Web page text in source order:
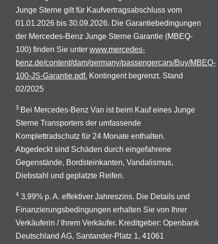
Junge Sterne gilt für Kaufvertragsabschluss vom
01.01.2026 bis 30.09.2026. Die Garantiebedingungen
der Mercedes-Benz Junge Sterne Garantie (MBEQ-
100) finden Sie unter www.mercedes-
benz.de/content/dam/germany/passengercars/Buy/MBEQ-
100-JS-Garantie.pdf. Kontingent begrenzt. Stand
02/2025
3 Bei Mercedes-Benz Van ist beim Kauf eines Junge
Sterne Transporters der umfassende
Komplettradschutz für 24 Monate enthalten.
Abgedeckt sind Schäden durch eingefahrene
Gegenstände, Bordsteinkanten, Vandalismus,
Diebstahl und geplatzte Reifen.
4 3,99% p. A. effektiver Jahreszins. Die Details und
Finanzierungsbedingungen erhalten Sie von Ihrer
Verkäuferin / Ihrem Verkäufer. Kreditgeber: Openbank
Deutschland AG, Santander-Platz 1, 41061